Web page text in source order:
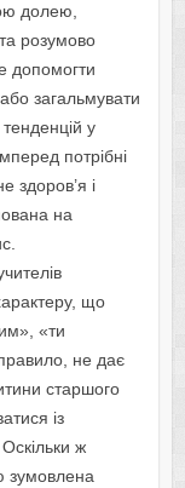
долею,
розумово
допомогти
загальмувати
у
потрібні
здоров’я і
на
що
«ти
не дає
старшого
із
ж
зумовлена